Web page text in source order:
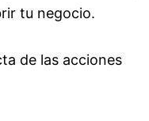
tu negocio.
de las acciones